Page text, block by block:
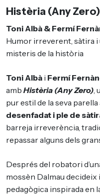
Histèria (Any Zero)
Toni Albà & Fermí
Humor irreverent, sàtira
misteris de la història
Toni Albà i Fermí
amb Histèria (Any Zero),
pur estil de la seva
desenfadat i ple de
barreja irreverència,
repassar alguns dels
Després del robatori
mossèn Dalmau
pedagògica inspirada en